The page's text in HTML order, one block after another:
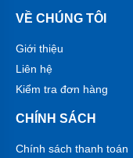
Bơm
hố
bùn
thải
Tiểu
đài
VỀ CHÚNG TÔI
Giới thiệu
Liên hệ
Kiểm tra đơn hàng
CHÍNH SÁCH
Chính sách thanh toán